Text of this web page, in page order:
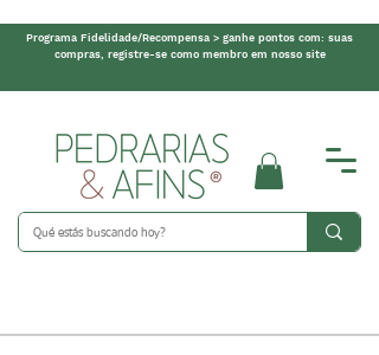
Programa Fidelidade/Recompensa > ganhe pontos com: suas
compras, registre-se como membro em nosso site